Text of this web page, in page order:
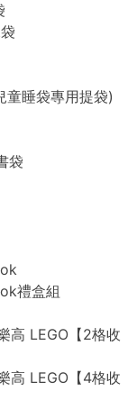
童睡袋專用提袋)
袋
禮盒組
高 LEGO【2格收
高 LEGO【4格收